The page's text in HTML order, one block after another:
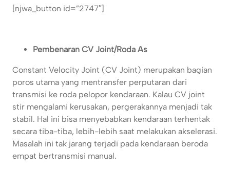
[njwa_button id=”2747″]
Pembenaran CV Joint/Roda As
Constant Velocity Joint (CV Joint) merupakan bagian
poros utama yang mentransfer perputaran dari
transmisi ke roda pelopor kendaraan. Kalau CV joint
stir mengalami kerusakan, pergerakannya menjadi tak
stabil. Hal ini bisa menyebabkan kendaraan terhentak
secara tiba-tiba, lebih-lebih saat melakukan akselerasi.
Masalah ini tak jarang terjadi pada kendaraan beroda
empat bertransmisi manual.